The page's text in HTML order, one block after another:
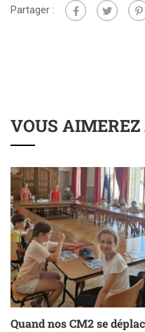
Partager :
VOUS AIMEREZ
Quand nos CM2 se